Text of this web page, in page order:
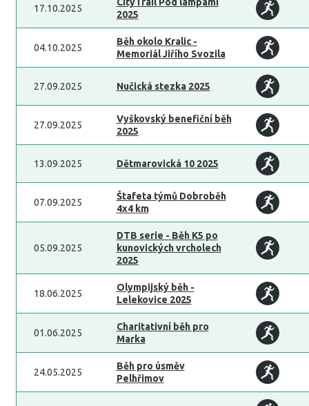
17.10.2025
2025
04.10.2025
Běh okolo Kralic -
Memoriál Jiřího Svozila
27.09.2025 Nučická stezka 2025
27.09.2025
Vyškovský benefiční běh
2025
13.09.2025 Dětmarovická 10 2025
07.09.2025
Štafeta týmů Dobroběh
4x4 km
05.09.2025
DTB serie - Běh K5 po
kunovických vrcholech
2025
18.06.2025
Olympijský běh -
Lelekovice 2025
01.06.2025
Charitativní běh pro
Marka
24.05.2025
Běh pro úsměv
Pelhřimov